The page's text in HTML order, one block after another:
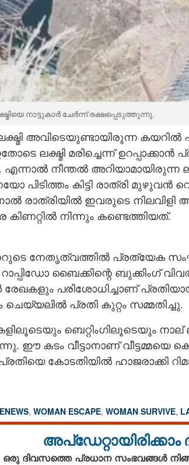
നാട്ടുകാർ ചേർന്ന് രക്ഷപ്പെടുത്തുന്നു.
അവിടെയുണ്ടായിരുന്ന കയറിൽ
ലക്ഷ്മി മരിച്ചെന്ന്
നീന്തൽ അറിയാമായിരുന്ന
പിടിത്തം കിട്ടി രാത്രി മുഴുവൻ
രാത്രിയിൽ ഇവരുടെ നിലവിളി
നിന്നും കണ്ടെത്തിയത്.
നേതൃത്വത്തിൽ പ്രത്യേക
ബൈക്കിന്റെ ബുക്കിംഗ്
പരിശോധിച്ചാണ് പ്രതിയായ
പ്രതി കുറ്റം സമ്മതിച്ചു.
ബെറ്റിംഗിലൂടെയും
ഈ കടം വീട്ടാനാണ് വീട്ടമ്മയെ
കോടതിയിൽ ഹാജരാക്കി
, WOMAN ESCAPE, WOMAN SURVIVE,
ഒരു ദിവസത്തെ പ്രധാന സംഭവങ്ങൾ
വീട്ടമ്മയെ കിണറ്റിൽ തള്ളിയിട്ട് കൊല്ലാൻ
ശ്രമിച്ചു; 21 മണിക്കൂർ മരണത്തോട്
പൊരുതി 55കാരിക്ക്